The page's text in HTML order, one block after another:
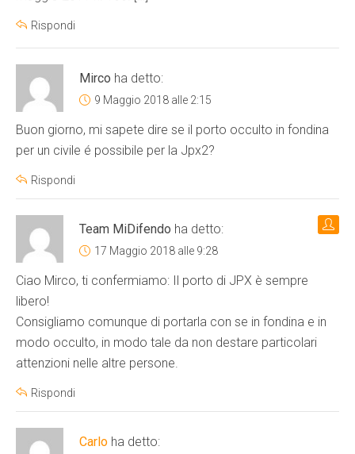
Rispondi
Mirco ha detto:
9 Maggio 2018 alle 2:15
Buon giorno, mi sapete dire se il porto occulto in fondina
per un civile é possibile per la Jpx2?
Rispondi
Team MiDifendo ha detto:
17 Maggio 2018 alle 9:28
Ciao Mirco, ti confermiamo: Il porto di JPX è sempre
libero!
Consigliamo comunque di portarla con se in fondina e in
modo occulto, in modo tale da non destare particolari
attenzioni nelle altre persone.
Rispondi
Carlo ha detto: